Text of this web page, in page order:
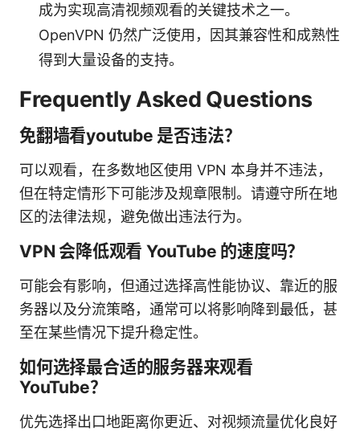
成为实现高清视频观看的关键技术之一。
OpenVPN 仍然广泛使用，因其兼容性和成熟性
得到大量设备的支持。
Frequently Asked Questions
免翻墙看youtube 是否违法？
可以观看，在多数地区使用 VPN 本身并不违法，
但在特定情形下可能涉及规章限制。请遵守所在地
区的法律法规，避免做出违法行为。
VPN 会降低观看 YouTube 的速度吗？
可能会有影响，但通过选择高性能协议、靠近的服
务器以及分流策略，通常可以将影响降到最低，甚
至在某些情况下提升稳定性。
如何选择最合适的服务器来观看
YouTube？
优先选择出口地距离你更近、对视频流量优化良好